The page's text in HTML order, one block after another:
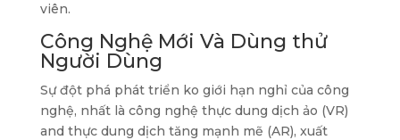
viên.
Công Nghệ Mới Và Dùng thử
Người Dùng
Sự đột phá phát triển ko giới hạn nghỉ của công
nghệ, nhất là công nghệ thực dung dịch ảo (VR)
and thực dung dịch tăng mạnh mẽ (AR), xuất